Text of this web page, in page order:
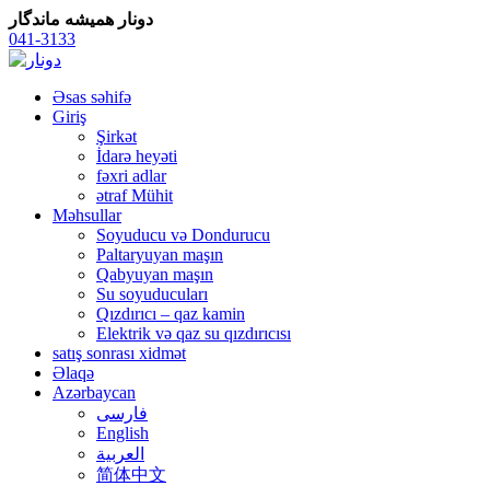
دونار همیشه ماندگار
041-3133
Əsas səhifə
Giriş
Şirkət
İdarə heyəti
fəxri adlar
ətraf Mühit
Məhsullar
Soyuducu və Dondurucu
Paltaryuyan maşın
Qabyuyan maşın
Su soyuducuları
Qızdırıcı – qaz kamin
Elektrik və qaz su qızdırıcısı
satış sonrası xidmət
Əlaqə
Azərbaycan
فارسی
English
العربية
简体中文